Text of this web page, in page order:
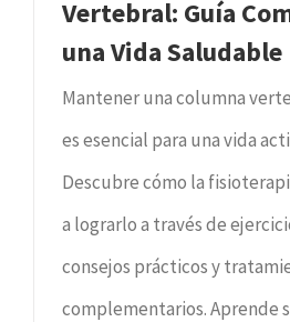
Vertebral: Guía
una Vida Saludable
Mantener una columna
es esencial para una vida
Descubre cómo la
a lograrlo a través de
consejos prácticos y
complementarios. Aprende